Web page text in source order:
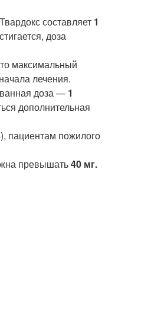
составляет 1
доза
максимальный
лечения.
доза — 1
дополнительная
пациентам пожилого
превышать40 мг.